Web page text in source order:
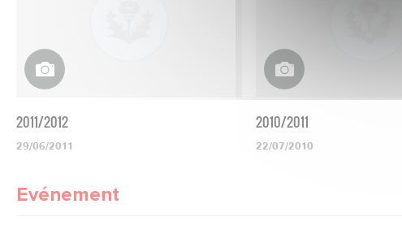
2011/2012
29/06/2011
2010/2011
22/07/2010
Evénement